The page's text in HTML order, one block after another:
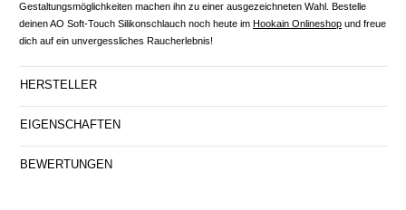
Gestaltungsmöglichkeiten machen ihn zu einer ausgezeichneten Wahl. Bestelle
deinen AO Soft-Touch Silikonschlauch noch heute im Hookain Onlineshop und freue
dich auf ein unvergessliches Raucherlebnis!
HERSTELLER
EIGENSCHAFTEN
BEWERTUNGEN